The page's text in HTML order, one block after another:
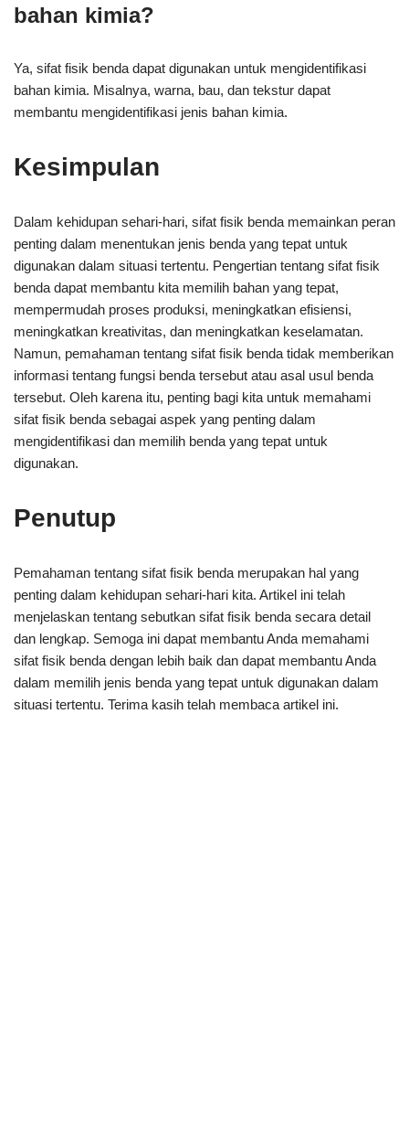
bahan kimia?
Ya, sifat fisik benda dapat digunakan untuk mengidentifikasi
bahan kimia. Misalnya, warna, bau, dan tekstur dapat
membantu mengidentifikasi jenis bahan kimia.
Kesimpulan
Dalam kehidupan sehari-hari, sifat fisik benda memainkan peran
penting dalam menentukan jenis benda yang tepat untuk
digunakan dalam situasi tertentu. Pengertian tentang sifat fisik
benda dapat membantu kita memilih bahan yang tepat,
mempermudah proses produksi, meningkatkan efisiensi,
meningkatkan kreativitas, dan meningkatkan keselamatan.
Namun, pemahaman tentang sifat fisik benda tidak memberikan
informasi tentang fungsi benda tersebut atau asal usul benda
tersebut. Oleh karena itu, penting bagi kita untuk memahami
sifat fisik benda sebagai aspek yang penting dalam
mengidentifikasi dan memilih benda yang tepat untuk
digunakan.
Penutup
Pemahaman tentang sifat fisik benda merupakan hal yang
penting dalam kehidupan sehari-hari kita. Artikel ini telah
menjelaskan tentang sebutkan sifat fisik benda secara detail
dan lengkap. Semoga ini dapat membantu Anda memahami
sifat fisik benda dengan lebih baik dan dapat membantu Anda
dalam memilih jenis benda yang tepat untuk digunakan dalam
situasi tertentu. Terima kasih telah membaca artikel ini.